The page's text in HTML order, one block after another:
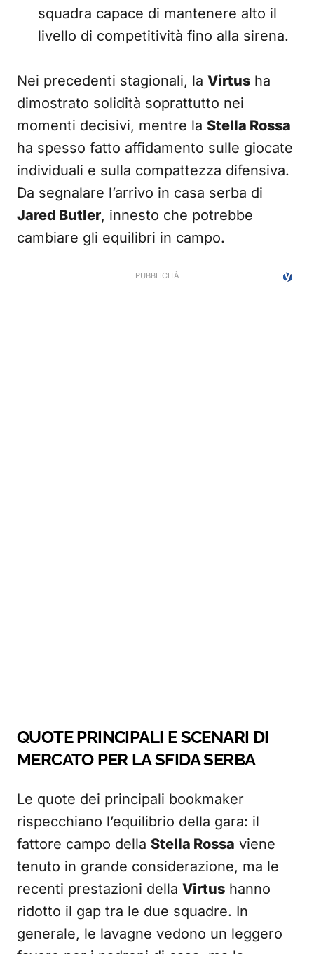
squadra capace di mantenere alto il
livello di competitività fino alla sirena.
Nei precedenti stagionali, la Virtus ha
dimostrato solidità soprattutto nei
momenti decisivi, mentre la Stella Rossa
ha spesso fatto affidamento sulle giocate
individuali e sulla compattezza difensiva.
Da segnalare l’arrivo in casa serba di
Jared Butler, innesto che potrebbe
cambiare gli equilibri in campo.
QUOTE PRINCIPALI E SCENARI DI
MERCATO PER LA SFIDA SERBA
Le quote dei principali bookmaker
rispecchiano l’equilibrio della gara: il
fattore campo della Stella Rossa viene
tenuto in grande considerazione, ma le
recenti prestazioni della Virtus hanno
ridotto il gap tra le due squadre. In
generale, le lavagne vedono un leggero